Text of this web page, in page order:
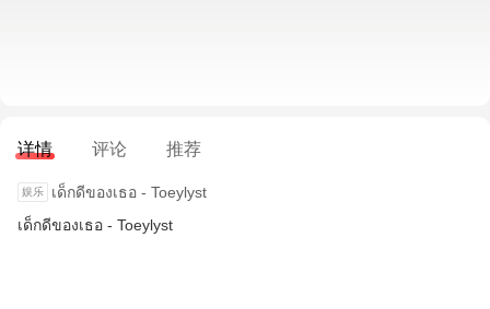
详情 评论 推荐
เด็กดีของเธอ - Toeylyst
เด็กดีของเธอ - Toeylyst